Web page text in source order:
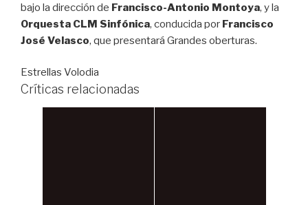
bajo la dirección de Francisco-Antonio Montoya, y la
Orquesta CLM Sinfónica, conducida por Francisco
José Velasco, que presentará Grandes oberturas.
Estrellas Volodia
Críticas relacionadas